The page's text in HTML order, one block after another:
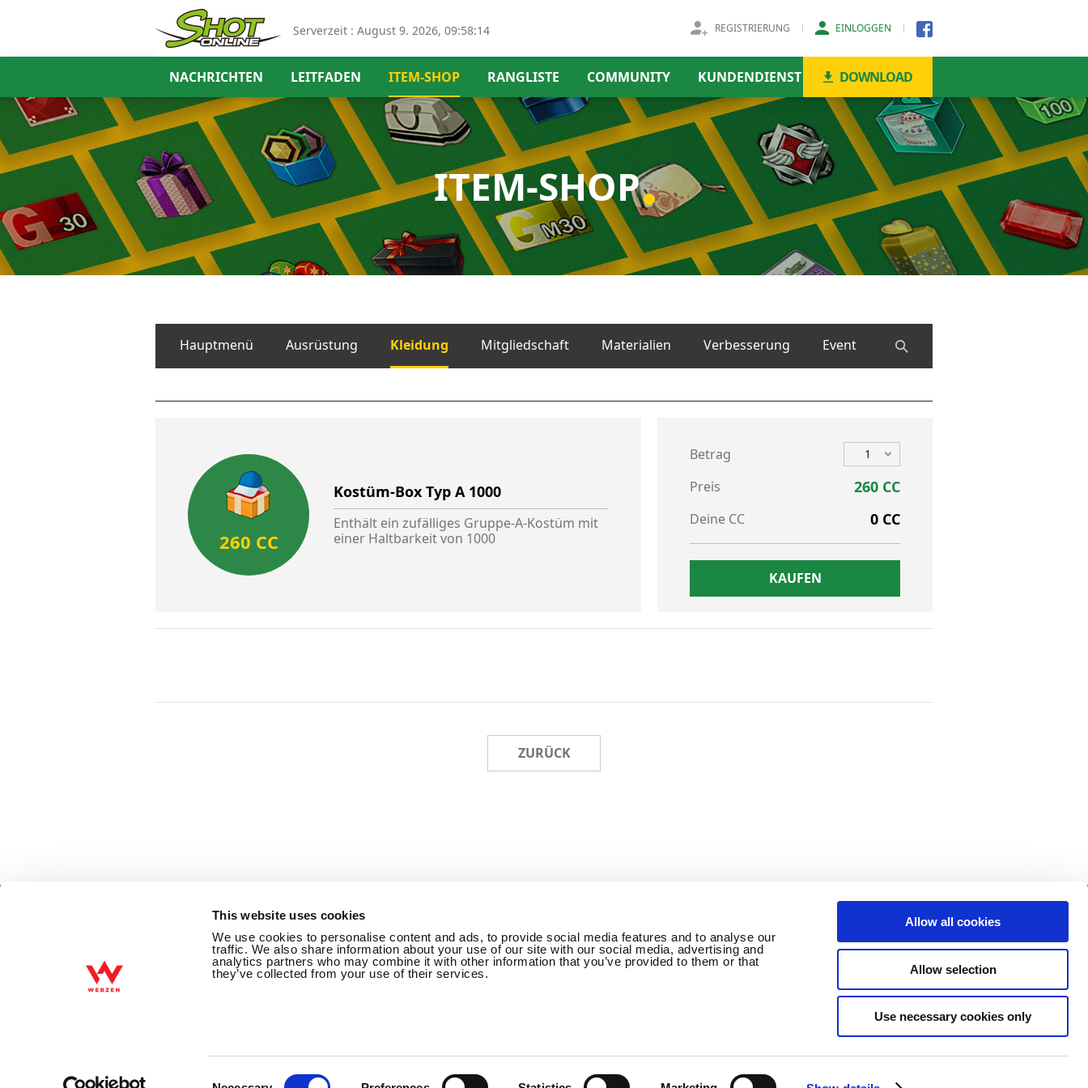
This website uses cookies
We use cookies to personalise content and ads, to provide social media features and to analyse our
traffic. We also share information about your use of our site with our social media, advertising and
analytics partners who may combine it with other information that you’ve provided to them or that
they’ve collected from your use of their services.
Allow all cookies
Allow selection
Use necessary cookies only
Serverzeit : August 9. 2026, 09:58:15 REGISTRIERUNG EINLOGGEN
NACHRICHTEN LEITFADEN ITEM-SHOP RANGLISTE COMMUNITY KUNDENDIENST DOWNLOAD
ITEM-SHOP
Hauptmenü Ausrüstung Kleidung Mitgliedschaft Materialien Verbesserung Event
Kostüm-Box Typ A 1000
Enthält ein zufälliges Gruppe-A-Kostüm mit
einer Haltbarkeit von 1000
260 CC
Betrag 1
Preis 260 CC
Deine CC 0 CC
KAUFEN
ZURÜCK
Über WEBZEN Datenschutzrichtlinien Nutzungsbedingungen Betriebsrichtlinien Account löschen Impressum
VORBEHALTEN.
Germany